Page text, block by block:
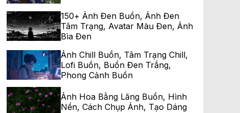
150+ Ảnh Đen Buồn, Ảnh Đen
Tâm Trạng, Avatar Màu Đen, Ảnh
Bìa Đen
Ảnh Chill Buồn, Tâm Trạng Chill,
Lofi Buồn, Buồn Đen Trắng,
Phong Cảnh Buồn
Ảnh Hoa Bằng Lăng Buồn, Hình
Nền, Cách Chụp Ảnh, Tạo Dáng